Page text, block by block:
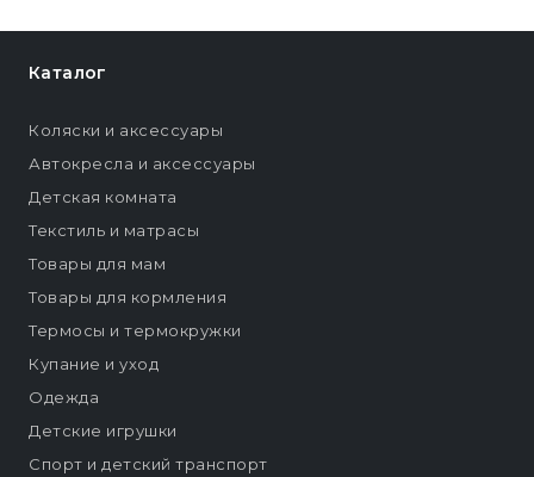
Каталог
Коляски и аксессуары
Автокресла и аксессуары
Детская комната
Текстиль и матрасы
Товары для мам
Товары для кормления
Термосы и термокружки
Купание и уход
Одежда
Детские игрушки
Спорт и детский транспорт